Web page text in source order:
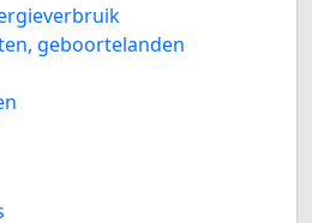
geboortelanden